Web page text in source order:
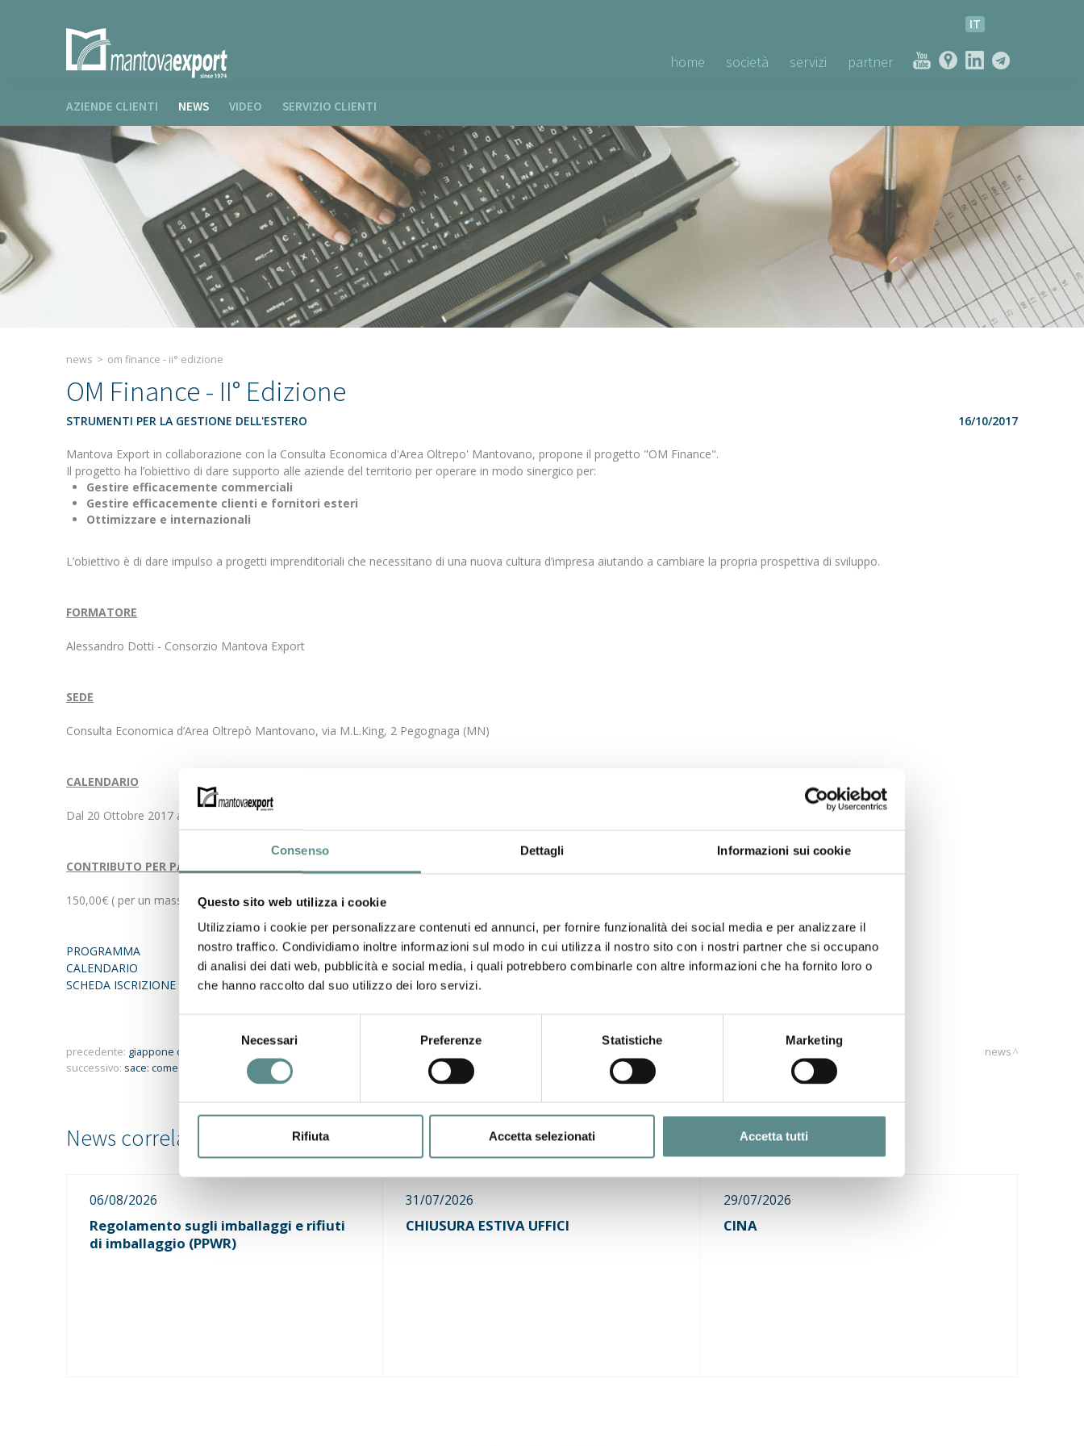
Consenso Dettagli Informazioni sui cookie
Questo sito web utilizza i cookie
Utilizziamo i cookie per personalizzare contenuti ed annunci, per fornire funzionalità dei social media e per analizzare il
nostro traffico. Condividiamo inoltre informazioni sul modo in cui utilizza il nostro sito con i nostri partner che si occupano
di analisi dei dati web, pubblicità e social media, i quali potrebbero combinarle con altre informazioni che ha fornito loro o
che hanno raccolto dal suo utilizzo dei loro servizi.
Necessari Preferenze Statistiche Marketing
Rifiuta Accetta selezionati Accetta tutti
IT
home società servizi partner
AZIENDE CLIENTI NEWS VIDEO SERVIZIO CLIENTI
news > om finance - ii° edizione
OM Finance - II° Edizione
STRUMENTI PER LA GESTIONE DELL'ESTERO 16/10/2017
Mantova Export in collaborazione con la Consulta Economica d'Area Oltrepo' Mantovano, propone il progetto "OM Finance".
Il progetto ha l’obiettivo di dare supporto alle aziende del territorio per operare in modo sinergico per:
Gestire efficacemente commerciali
Gestire efficacemente clienti e fornitori esteri
Ottimizzare e internazionali
L’obiettivo è di dare impulso a progetti imprenditoriali che necessitano di una nuova cultura d’impresa aiutando a cambiare la propria prospettiva di sviluppo.
FORMATORE
Alessandro Dotti - Consorzio Mantova Export
SEDE
Consulta Economica d’Area Oltrepò Mantovano, via M.L.King, 2 Pegognaga (MN)
CALENDARIO
Dal 20 Ottobre 2017 al 29 Novembre 2017
CONTRIBUTO PER PARTECIPAZIONE AZIENDALE
150,00€ ( per un massimo di 2 partecipanti per azienda )
PROGRAMMA
CALENDARIO
SCHEDA ISCRIZIONE
precedente: giappone opportunita' di mercato per aziende agroindustriali ue
successivo: sace: come aumentare la competitività internazionale e migliorare la gestione dei crediti commerciali
news
06/08/2026
Regolamento sugli imballaggi e rifiuti
di imballaggio (PPWR)
31/07/2026
CHIUSURA ESTIVA UFFICI
29/07/2026
CINA